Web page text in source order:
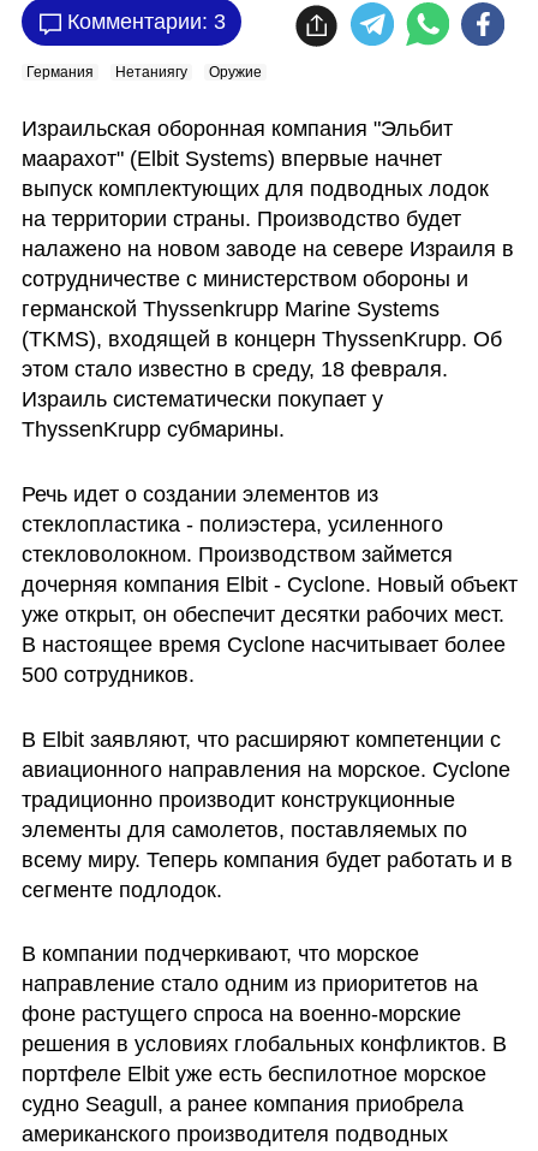
Комментарии: 3
Германия Нетаниягу Оружие
Израильская оборонная компания "Эльбит
маарахот" (Elbit Systems) впервые начнет
выпуск комплектующих для подводных лодок
на территории страны. Производство будет
налажено на новом заводе на севере Израиля в
сотрудничестве с министерством обороны и
германской Thyssenkrupp Marine Systems
(TKMS), входящей в концерн ThyssenKrupp. Об
этом стало известно в среду, 18 февраля.
Израиль систематически покупает у
ThyssenKrupp субмарины.
Речь идет о создании элементов из
стеклопластика - полиэстера, усиленного
стекловолокном. Производством займется
дочерняя компания Elbit - Cyclone. Новый объект
уже открыт, он обеспечит десятки рабочих мест.
В настоящее время Cyclone насчитывает более
500 сотрудников.
В Elbit заявляют, что расширяют компетенции с
авиационного направления на морское. Cyclone
традиционно производит конструкционные
элементы для самолетов, поставляемых по
всему миру. Теперь компания будет работать и в
сегменте подлодок.
В компании подчеркивают, что морское
направление стало одним из приоритетов на
фоне растущего спроса на военно-морские
решения в условиях глобальных конфликтов. В
портфеле Elbit уже есть беспилотное морское
судно Seagull, а ранее компания приобрела
американского производителя подводных